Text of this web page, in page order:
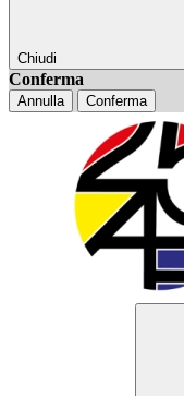
Chiudi
Conferma
Annulla Conferma